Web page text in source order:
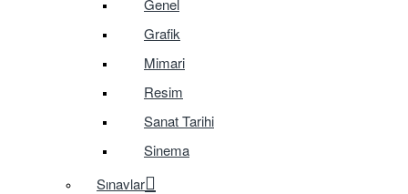
Grafik
Mimari
Resim
Sanat Tarihi
Sinema
Sınavlar